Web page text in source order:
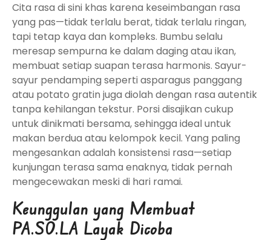
Cita rasa di sini khas karena keseimbangan rasa
yang pas—tidak terlalu berat, tidak terlalu ringan,
tapi tetap kaya dan kompleks. Bumbu selalu
meresap sempurna ke dalam daging atau ikan,
membuat setiap suapan terasa harmonis. Sayur-
sayur pendamping seperti asparagus panggang
atau potato gratin juga diolah dengan rasa autentik
tanpa kehilangan tekstur. Porsi disajikan cukup
untuk dinikmati bersama, sehingga ideal untuk
makan berdua atau kelompok kecil. Yang paling
mengesankan adalah konsistensi rasa—setiap
kunjungan terasa sama enaknya, tidak pernah
mengecewakan meski di hari ramai.
Keunggulan yang Membuat
PA.SO.LA Layak Dicoba